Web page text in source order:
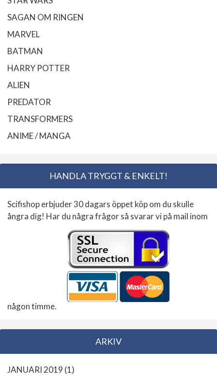
SAGAN OM RINGEN
MARVEL
BATMAN
HARRY POTTER
ALIEN
PREDATOR
TRANSFORMERS
ANIME / MANGA
HANDLA TRYGGT & ENKELT!
Scifishop erbjuder 30 dagars öppet köp om du skulle
ångra dig! Har du några frågor så svarar vi på mail inom
någon timme.
ARKIV
JANUARI 2019 (1)